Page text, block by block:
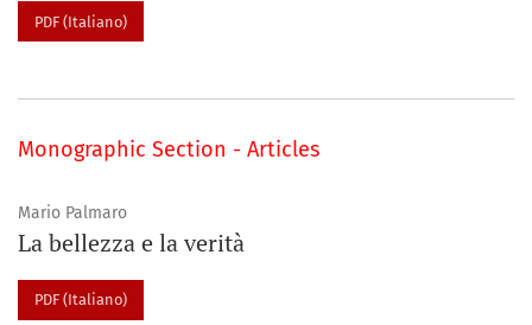
PDF (Italiano)
Monographic Section - Articles
Mario Palmaro
La bellezza e la verità
PDF (Italiano)